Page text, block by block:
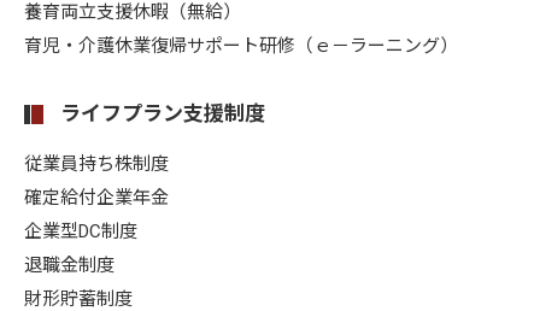
養育両立支援休暇（無給）
育児・介護休業復帰サポート研修（ｅ－ラーニング）
ライフプラン支援制度
従業員持ち株制度
確定給付企業年金
企業型DC制度
退職金制度
財形貯蓄制度